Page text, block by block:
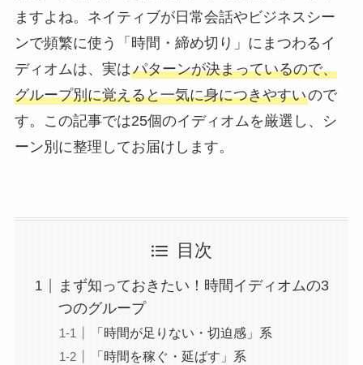
ますよね。ネイティブが日常会話やビジネスシー
ンで頻繁に使う「時間・締め切り」にまつわるイ
ディオムは、実はパターンが決まっているので、
グループ別に覚えると一気に身につきやすいので
す。この記事では25個のイディオムを厳選し、シ
ーン別に整理してお届けします。
目次
まず知っておきたい！時間イディオムの3
つのグループ
「時間が足りない・切迫感」系
「時間を稼ぐ・延ばす」系